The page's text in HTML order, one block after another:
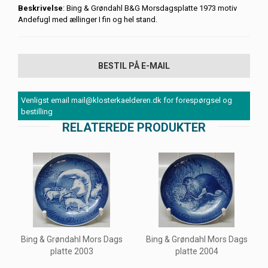
Beskrivelse: Bing & Grøndahl B&G Morsdagsplatte 1973 motiv
Andefugl med ællinger I fin og hel stand.
BESTIL PÅ E-MAIL
Venligst email mail@klosterkaelderen.dk for forespørgsel og
bestilling
RELATEREDE PRODUKTER
Bing & Grøndahl Mors Dags
platte 2003
Bing & Grøndahl Mors Dags
platte 2004